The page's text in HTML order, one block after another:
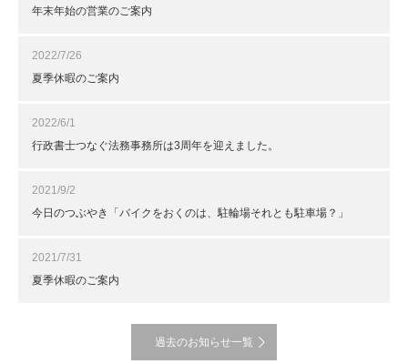
年末年始の営業のご案内
2022/7/26
夏季休暇のご案内
2022/6/1
行政書士つなぐ法務事務所は3周年を迎えました。
2021/9/2
今日のつぶやき「バイクをおくのは、駐輪場それとも駐車場？」
2021/7/31
夏季休暇のご案内
過去のお知らせ一覧